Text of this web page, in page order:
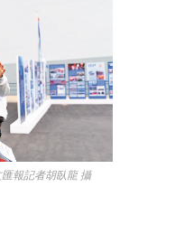
報記者胡臥龍 攝